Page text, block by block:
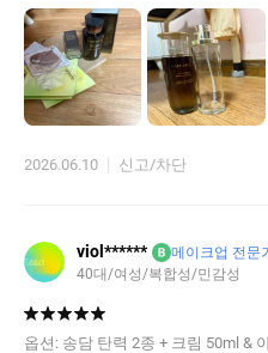
은 있어요
- 아25페 스킨 사용하다가̆̈ 한율 꺼내 보니 왜 이렇게 작아보이지 ?̊̈ 용
기비교 해봤어요 똑같은 백오십
요 한율 용기가̆̈ 종이장 처럼 얇은
박스만큼 두꺼운 유리층이라면
2026.06.10 신고/차단
viol****** B 메이크업 전문
40대/여성/복합성/민감성
옵션: 송담 탄력 2종 + 크림 50ml &